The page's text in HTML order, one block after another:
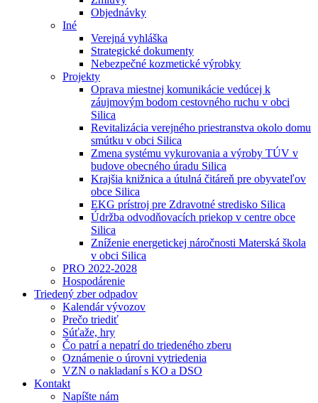
Objednávky
Iné
Verejná vyhláška
Strategické dokumenty
Nebezpečné kozmetické výrobky
Projekty
Oprava miestnej komunikácie vedúcej k
záujmovým bodom cestovného ruchu v obci
Silica
Revitalizácia verejného priestranstva okolo domu
smútku v obci Silica
Zmena systému vykurovania a výroby TÚV v
budove obecného úradu Silica
Krajšia knižnica a útulná čitáreň pre obyvateľov
obce Silica
EKG prístroj pre Zdravotné stredisko Silica
Údržba odvodňovacích priekop v centre obce
Silica
Zníženie energetickej náročnosti Materská škola
v obci Silica
PRO 2022-2028
Hospodárenie
Triedený zber odpadov
Kalendár vývozov
Prečo triediť
Súťaže, hry
Čo patrí a nepatrí do triedeného zberu
Oznámenie o úrovni vytriedenia
VZN o nakladaní s KO a DSO
Kontakt
Napíšte nám